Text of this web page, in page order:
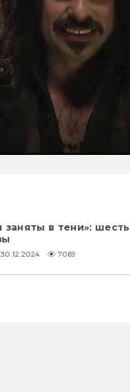
в тени»:
30.12.2024 7069